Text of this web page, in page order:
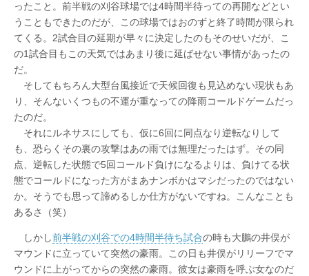
ったこと。前半戦の刈谷球場では4時間半待っての再開などとい
うこともできたのだが、この球場ではおのずと終了時間が限られ
てくる。2試合目の延期が早々に決定したのもそのせいだが、こ
の1試合目もこの天気ではあまり後に延ばせない事情があったの
だ。
そしてもちろん大型台風接近で天候回復も見込めない現状もあ
り、そんないくつもの不運が重なっての降雨コールドゲームだっ
たのだ。
それにルネサスにしても、仮に6回に同点なり逆転なりして
も、恐らくその裏の攻撃はあの雨では無理だったはず。その同
点、逆転した状態で5回コールド負けになるよりは、負けてる状
態でコールドになった方がまあナンボかはマシだったのではない
か。そうでも思って諦めるしか仕方がないですね。こんなことも
あるさ（笑）
しかし前半戦の刈谷での4時間半待ち試合の時も大鵬の井俣が
マウンドに立っていて突然の豪雨。この日も井俣がリリーフでマ
ウンドに上がってからの突然の豪雨。彼女は豪雨を呼ぶ女なのだ